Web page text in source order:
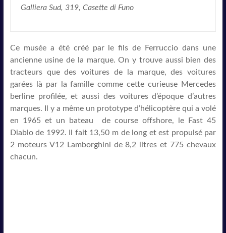
Galliera Sud, 319, Casette di Funo
Ce musée a été créé par le fils de Ferruccio dans une
ancienne usine de la marque. On y trouve aussi bien des
tracteurs que des voitures de la marque, des voitures
garées là par la famille comme cette curieuse Mercedes
berline profilée, et aussi des voitures d’époque d’autres
marques. Il y a même un prototype d’hélicoptère qui a volé
en 1965 et un bateau de course offshore, le Fast 45
Diablo de 1992. Il fait 13,50 m de long et est propulsé par
2 moteurs V12 Lamborghini de 8,2 litres et 775 chevaux
chacun.